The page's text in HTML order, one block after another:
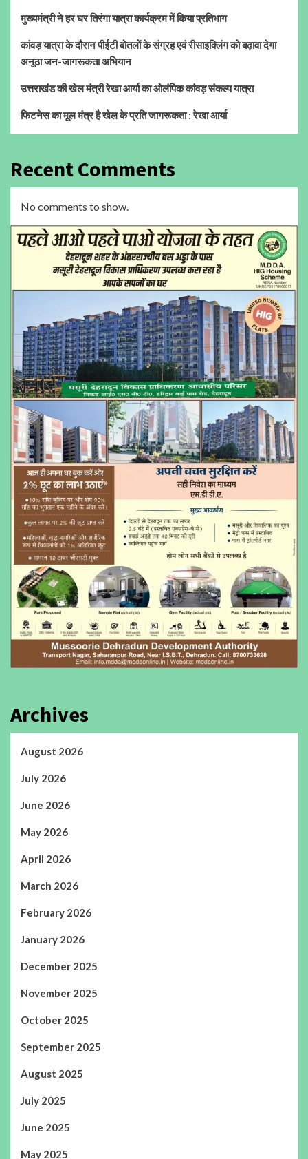
मुख्यमंत्री ने हर घर तिरंगा यात्रा कार्यक्रम में किया प्रतिभाग
कांवड़ यात्रा के दौरान पीईटी बोतलों के संग्रह एवं रीसाइक्लिंग को बढ़ावा देगा
अनूठा जन-जागरूकता अभियान
उत्तराखंड की खेल मंत्री रेखा आर्या का ओलंपिक कांवड़ संकल्प यात्रा
फिटनेस का मूल मंत्र है खेल के प्रति जागरूकता : रेखा आर्या
Recent Comments
No comments to show.
Archives
August 2026
July 2026
June 2026
May 2026
April 2026
March 2026
February 2026
January 2026
December 2025
November 2025
October 2025
September 2025
August 2025
July 2025
June 2025
May 2025